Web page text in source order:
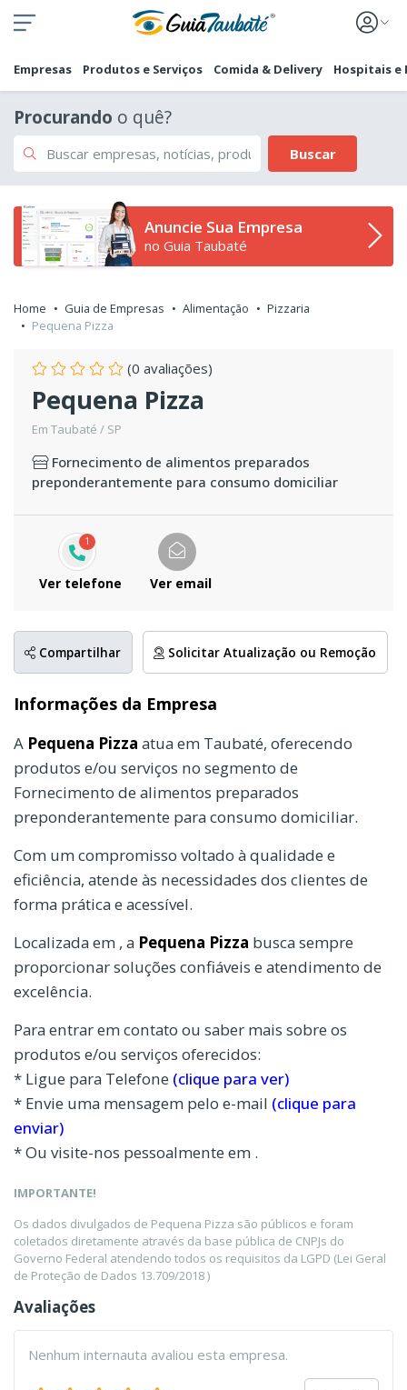
Empresas Produtos e Serviços Comida & Delivery Hospitais e
Procurando o quê?
Buscar
Anuncie Sua Empresa
no Guia Taubaté
Home Guia de Empresas Alimentação
Pizzaria
Pequena Pizza
(0 avaliações)
Pequena Pizza
Em Taubaté / SP
Fornecimento de alimentos preparados
preponderantemente para consumo domiciliar
1
Ver telefone Ver email
Compartilhar Solicitar Atualização ou Remoção
Informações da Empresa
A Pequena Pizza atua em Taubaté, oferecendo
produtos e/ou serviços no segmento de
Fornecimento de alimentos preparados
preponderantemente para consumo domiciliar.
Com um compromisso voltado à qualidade e
eficiência, atende às necessidades dos clientes de
forma prática e acessível.
Localizada em , a Pequena Pizza busca sempre
proporcionar soluções confiáveis e atendimento de
excelência.
Para entrar em contato ou saber mais sobre os
produtos e/ou serviços oferecidos:
* Ligue para Telefone (clique para ver)
* Envie uma mensagem pelo e-mail (clique para
enviar)
* Ou visite-nos pessoalmente em .
IMPORTANTE!
Os dados divulgados de Pequena Pizza são públicos e foram
coletados diretamente através da base pública de CNPJs do
Governo Federal atendendo todos os requisitos da LGPD (Lei Geral
de Proteção de Dados 13.709/2018 )
Avaliações
Nenhum internauta avaliou esta empresa.